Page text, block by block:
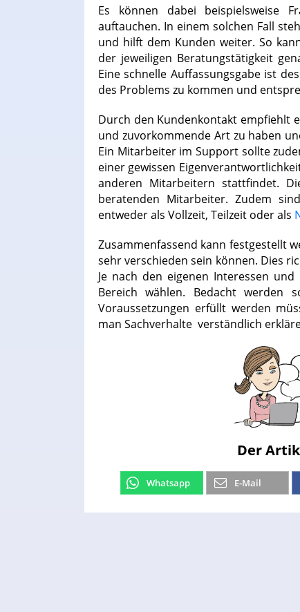
Es können dabei beispielsweise
auftauchen. In einem solchen Fall
und hilft dem Kunden weiter. So
der jeweiligen Beratungstätigkeit
Eine schnelle Auffassungsgabe ist
des Problems zu kommen und
Durch den Kundenkontakt empfiehlt
und zuvorkommende Art zu haben
Ein Mitarbeiter im Support sollte
einer gewissen
anderen Mitarbeitern stattfindet.
beratenden Mitarbeiter. Zudem
entweder als Vollzeit, Teilzeit oder als
Zusammenfassend kann festgestellt
sehr verschieden sein können. Dies
Je nach den eigenen Interessen
Bereich wählen. Bedacht werden
Voraussetzungen erfüllt werden
man Sachverhalte verständlich
Der
Whatsapp E-Mail